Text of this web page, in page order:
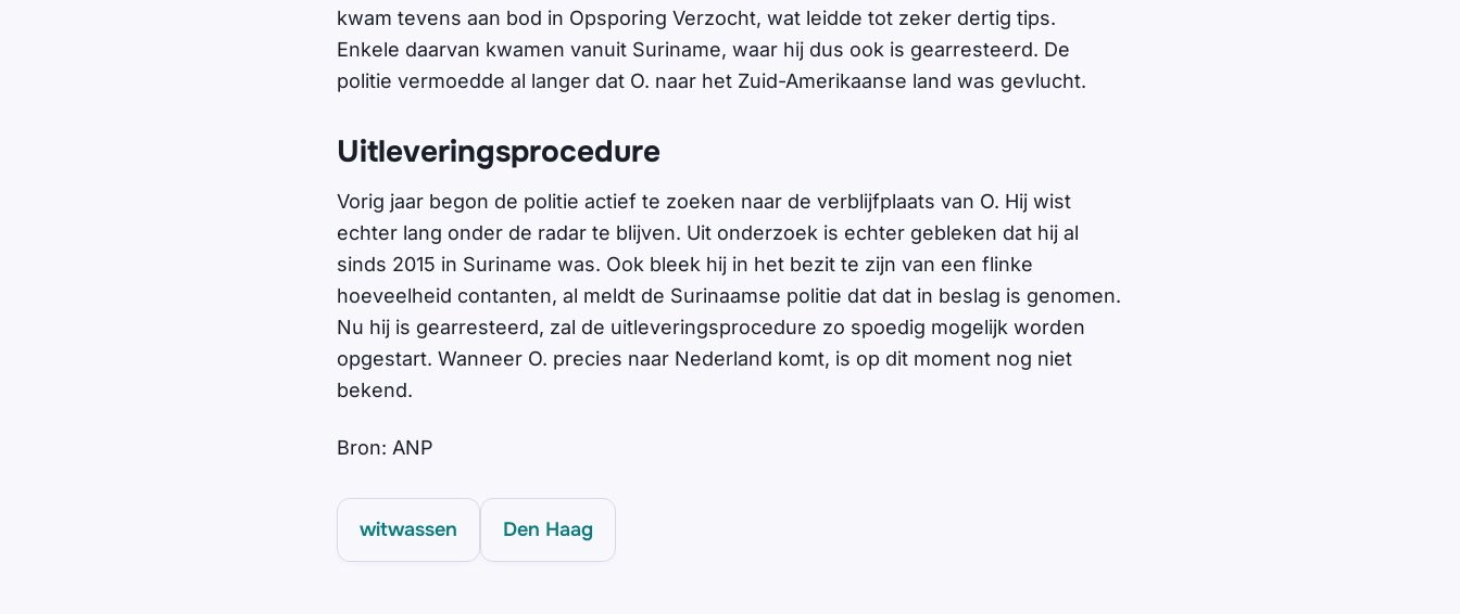
kwam tevens aan bod in Opsporing Verzocht, wat leidde tot zeker dertig tips.
Enkele daarvan kwamen vanuit Suriname, waar hij dus ook is gearresteerd. De
politie vermoedde al langer dat O. naar het Zuid-Amerikaanse land was gevlucht.
Uitleveringsprocedure
Vorig jaar begon de politie actief te zoeken naar de verblijfplaats van O. Hij wist
echter lang onder de radar te blijven. Uit onderzoek is echter gebleken dat hij al
sinds 2015 in Suriname was. Ook bleek hij in het bezit te zijn van een flinke
hoeveelheid contanten, al meldt de Surinaamse politie dat dat in beslag is genomen.
Nu hij is gearresteerd, zal de uitleveringsprocedure zo spoedig mogelijk worden
opgestart. Wanneer O. precies naar Nederland komt, is op dit moment nog niet
bekend.
Bron: ANP
witwassen Den Haag